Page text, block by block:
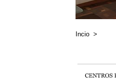
Incio >